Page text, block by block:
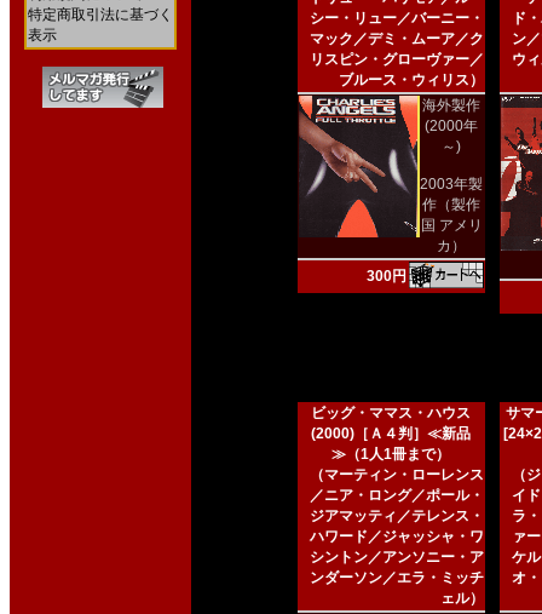
特定商取引法に基づく
表示
シー・リュー／バーニー・
マック／デミ・ムーア／ク
リスピン・グローヴァー／
ブルース・ウィリス）
海外製作
(2000年
～)
2003年製
作（製作
国 アメリ
カ）
300円
ド
ン
ウ
ビッグ・ママス・ハウス
(2000)［Ａ４判］≪新品
≫（1人1冊まで）
（マーティン・ローレンス
／ニア・ロング／ポール・
ジアマッティ／テレンス・
ハワード／ジャッシャ・ワ
シントン／アンソニー・ア
ンダーソン／エラ・ミッチ
ェル）
サマ
（
イ
ラ
ァ
ケ
オ